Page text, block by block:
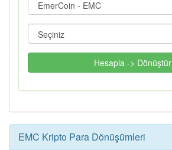
Hesapla -> Dönüştür
EMC Kripto Para Dönüşümleri